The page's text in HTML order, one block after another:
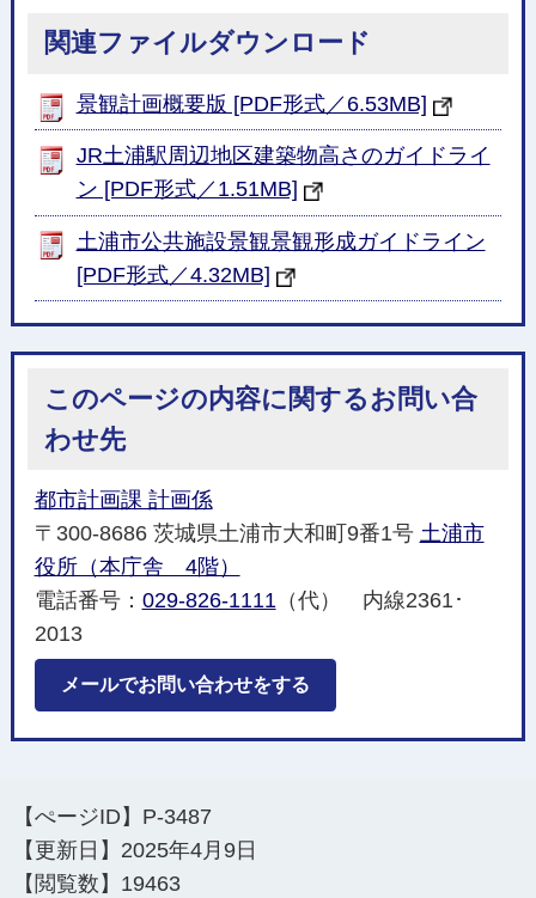
関連ファイルダウンロード
景観計画概要版 [PDF形式／6.53MB]
JR土浦駅周辺地区建築物高さのガイドライ
ン [PDF形式／1.51MB]
土浦市公共施設景観景観形成ガイドライン
[PDF形式／4.32MB]
このページの内容に関するお問い合
わせ先
都市計画課 計画係
〒300-8686 茨城県土浦市大和町9番1号 土浦市
役所（本庁舎 4階）
電話番号： 029-826-1111（代） 内線2361･
2013
メールでお問い合わせをする
【ぺージID】 P-3487
【更新日】 2025年4月9日
【閲覧数】 19463